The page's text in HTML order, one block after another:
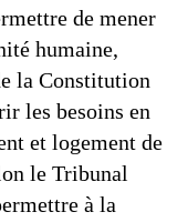
de mener
humaine,
la Constitution
les besoins en
et logement de
le Tribunal
à la